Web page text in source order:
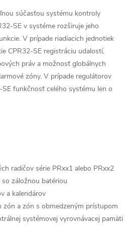
súčasťou systému kontroly
SE v systéme rozširuje jeho
V prípade riadiacich jednotiek
CPR32-SE registráciu udalostí,
práv a možnosť globálnych
zóny. V prípade regulátorov
funkčnosť celého systému len o
radičov série PRxx1 alebo PRxx2
záložnou batériou
a kalendárov
zón a zón s obmedzeným prístupom
systémovej vyrovnávacej pamäti